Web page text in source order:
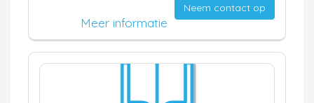
Neem contact op
Meer informatie